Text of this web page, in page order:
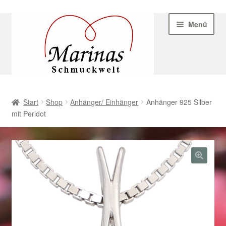
Navigation
Menü
AGB
Beispiel-Seite
Datenschutz
Geschenke zu Ostern 2023
Geschenke zu Ostern 2024
Start Shop Anhänger/ Einhänger
Anhänger 925 Silber
mit Peridot